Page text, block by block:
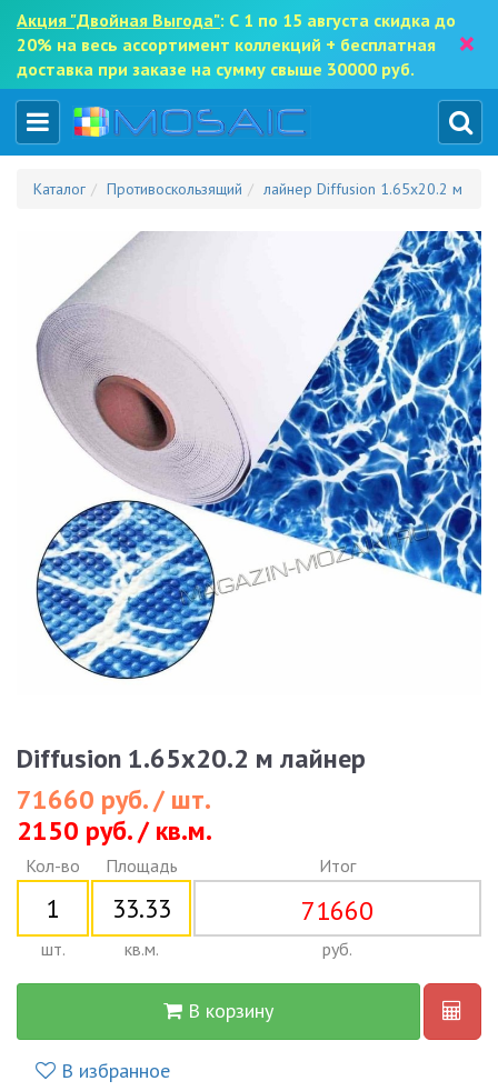
Акция "Двойная Выгода": С 1 по 15 августа скидка до
20% на весь ассортимент коллекций + бесплатная
доставка при заказе на сумму свыше 30000 руб.
×
Каталог Противоскользящий лайнер Diffusion 1.65x20.2 м
Diffusion 1.65x20.2 м лайнер
71660 руб. / шт.
2150 руб. / кв.м.
Кол-во
шт.
Площадь
кв.м.
Итог
71660
руб.
В корзину
В избранное